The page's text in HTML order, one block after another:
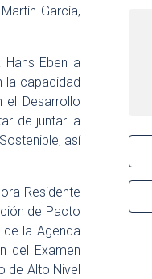
García,
Eben a
la capacidad
el Desarrollo
de juntar la
así
Residente
de Pacto
la Agenda
del Examen
de Alto Nivel